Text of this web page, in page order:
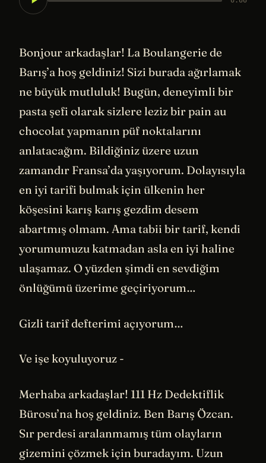
Bonjour arkadaşlar! La Boulangerie de
Barış’a hoş geldiniz! Sizi burada ağırlamak
ne büyük mutluluk! Bugün, deneyimli bir
pasta şefi olarak sizlere leziz bir pain au
chocolat yapmanın püf noktalarını
anlatacağım. Bildiğiniz üzere uzun
zamandır Fransa’da yaşıyorum. Dolayısıyla
en iyi tarifi bulmak için ülkenin her
köşesini karış karış gezdim desem
abartmış olmam. Ama tabii bir tarif, kendi
yorumumuzu katmadan asla en iyi haline
ulaşamaz. O yüzden şimdi en sevdiğim
önlüğümü üzerime geçiriyorum…
Gizli tarif defterimi açıyorum…
Ve işe koyuluyoruz -
Merhaba arkadaşlar! 111 Hz Dedektiflik
Bürosu’na hoş geldiniz. Ben Barış Özcan.
Sır perdesi aralanmamış tüm olayların
gizemini çözmek için buradayım. Uzun